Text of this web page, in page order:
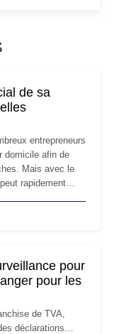
de sa
entrepreneurs
domicile afin de
Mais avec le
rapidement
Le
pour
pour les
de TVA,
déclarations…